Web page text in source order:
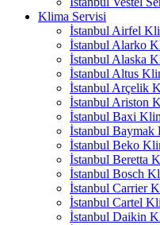
Klima Servisi
İstanbul Airfel
İstanbul Alarko
İstanbul Alaska
İstanbul Altus
İstanbul Arçelik
İstanbul Ariston
İstanbul Baxi
İstanbul Baymak
İstanbul Beko
İstanbul Beretta
İstanbul Bosch
İstanbul Carrier
İstanbul Cartel
İstanbul Daikin